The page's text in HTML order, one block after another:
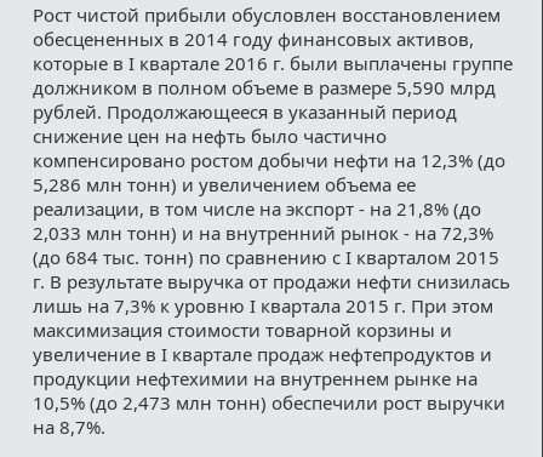
Рост чистой прибыли обусловлен восстановлением
обесцененных в 2014 году финансовых активов,
которые в I квартале 2016 г. были выплачены группе
должником в полном объеме в размере 5,590 млрд
рублей. Продолжающееся в указанный период
снижение цен на нефть было частично
компенсировано ростом добычи нефти на 12,3% (до
5,286 млн тонн) и увеличением объема ее
реализации, в том числе на экспорт - на 21,8% (до
2,033 млн тонн) и на внутренний рынок - на 72,3%
(до 684 тыс. тонн) по сравнению с I кварталом 2015
г. В результате выручка от продажи нефти снизилась
лишь на 7,3% к уровню I квартала 2015 г. При этом
максимизация стоимости товарной корзины и
увеличение в I квартале продаж нефтепродуктов и
продукции нефтехимии на внутреннем рынке на
10,5% (до 2,473 млн тонн) обеспечили рост выручки
на 8,7%.